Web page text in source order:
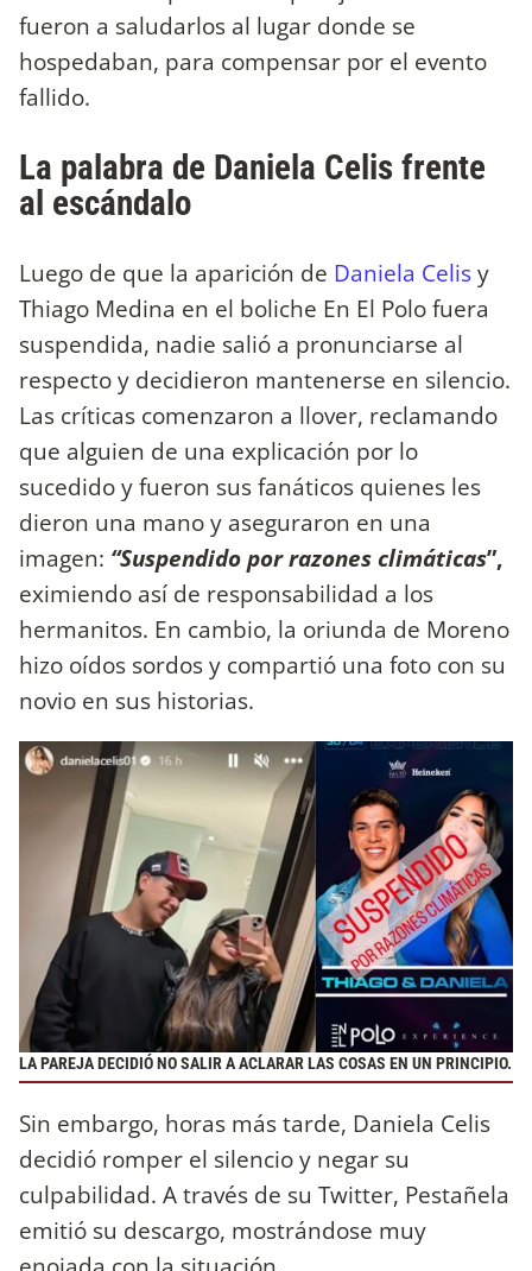
fueron a saludarlos al lugar donde se
hospedaban, para compensar por el evento
fallido.
La palabra de Daniela Celis frente
al escándalo
Luego de que la aparición de Daniela Celisy
Thiago Medina en el boliche En El Polo fuera
suspendida, nadie salió a pronunciarse al
respecto y decidieron mantenerse en silencio.
Las críticas comenzaron a llover, reclamando
que alguien de una explicación por lo
sucedido y fueron sus fanáticos quienes les
dieron una mano y aseguraron en una
imagen: “Suspendido por razones climáticas”,
eximiendo así de responsabilidad a los
hermanitos. En cambio, la oriunda de Moreno
hizo oídos sordos y compartió una foto con su
novio en sus historias.
LA PAREJA DECIDIÓ NO SALIR A ACLARAR LAS COSAS EN UN PRINCIPIO.
Sin embargo, horas más tarde, Daniela Celis
decidió romper el silencio y negar su
culpabilidad. A través de su Twitter, Pestañela
emitió su descargo, mostrándose muy